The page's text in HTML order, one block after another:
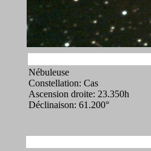
Nébuleuse
Constellation: Cas
Ascension droite: 23.350h
Déclinaison: 61.200°